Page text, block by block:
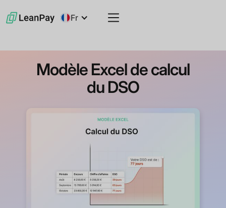
Fr
Modèle Excel de calcul
du DSO